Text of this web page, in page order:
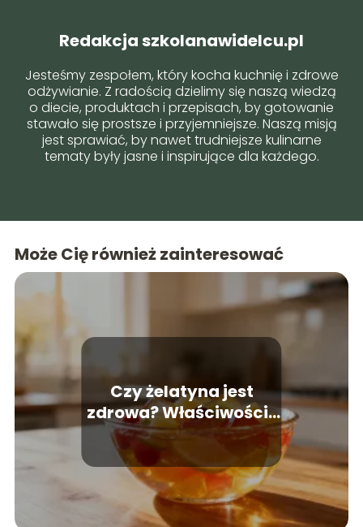
Redakcja szkolanawidelcu.pl
Jesteśmy zespołem, który kocha kuchnię i zdrowe
odżywianie. Z radością dzielimy się naszą wiedzą
o diecie, produktach i przepisach, by gotowanie
stawało się prostsze i przyjemniejsze. Naszą misją
jest sprawiać, by nawet trudniejsze kulinarne
tematy były jasne i inspirujące dla każdego.
Może Cię również zainteresować
Czy żelatyna jest
zdrowa? Właściwości i
wpływ na organizm